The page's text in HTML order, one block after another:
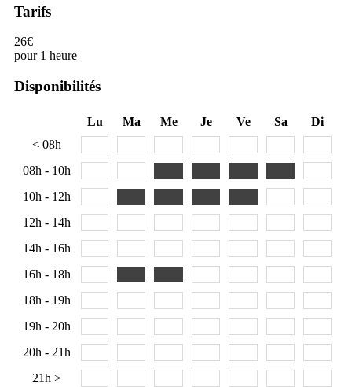
Tarifs
26€
pour 1 heure
Disponibilités
Lu Ma Me Je Ve Sa
Di
< 08h
08h - 10h
10h - 12h
12h - 14h
14h - 16h
16h - 18h
18h - 19h
19h - 20h
20h - 21h
21h >